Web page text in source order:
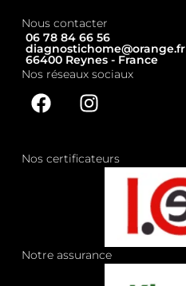
Nous contacter
06 78 84 66 56
diagnostichome@orange.fr
66400 Reynes - France
Nos réseaux sociaux
Nos certificateurs
Notre assurance